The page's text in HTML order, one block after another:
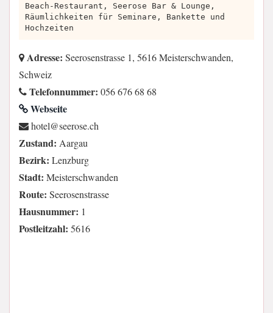
Beach-Restaurant, Seerose Bar & Lounge,
Räumlichkeiten für Seminare, Bankette und
Hochzeiten
Adresse: Seerosenstrasse 1, 5616 Meisterschwanden,
Schweiz
Telefonnummer: 056 676 68 68
Webseite
hc.esorees@letoh
Zustand: Aargau
Bezirk: Lenzburg
Stadt: Meisterschwanden
Route: Seerosenstrasse
Hausnummer: 1
Postleitzahl: 5616